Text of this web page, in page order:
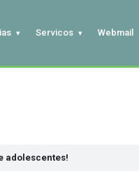
Servicos Webmail
adolescentes!